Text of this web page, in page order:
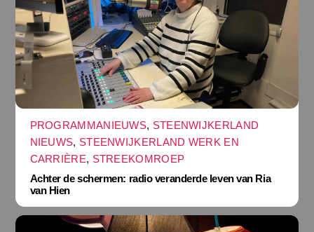
PROGRAMMANIEUWS, STEENWIJKERLAND
NIEUWS, STEENWIJKERLAND WERK EN
CARRIÈRE, STREEKOMROEP
Achter de schermen: radio veranderde leven van Ria
van Hien